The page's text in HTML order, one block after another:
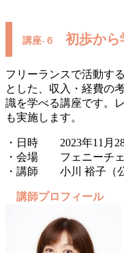
講座-６ 初歩から
フリーランスで活動す
とした、収入・経費の
識を学べる講座です。
も実施します。
・日時 2023年11月28
・会場 フェニーチ
・講師 小川 裕子（公
講師プロフィール